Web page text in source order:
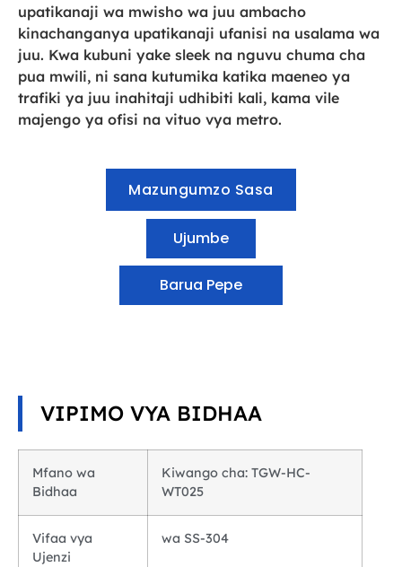
upatikanaji wa mwisho wa juu ambacho
kinachanganya upatikanaji ufanisi na usalama wa
juu. Kwa kubuni yake sleek na nguvu chuma cha
pua mwili, ni sana kutumika katika maeneo ya
trafiki ya juu inahitaji udhibiti kali, kama vile
majengo ya ofisi na vituo vya metro.
Mazungumzo Sasa
Ujumbe
Barua Pepe
VIPIMO VYA BIDHAA
Mfano wa
Bidhaa
Kiwango cha: TGW-HC-
WT025
Vifaa vya
Ujenzi
wa SS-304